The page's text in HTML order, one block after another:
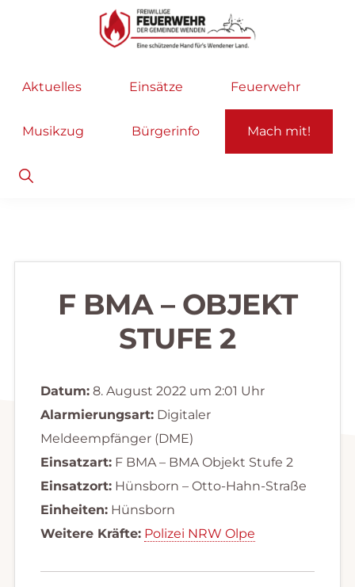
Hauptnavigation
Feuerwehr
helfen
selbstverständlich!
Aktuelles Einsätze Feuerwehr
Musikzug Bürgerinfo Mach mit!
Show
Search
F BMA – OBJEKT
STUFE 2
Datum:8. August 2022 um 2:01 Uhr
Alarmierungsart:Digitaler
Meldeempfänger (DME)
Einsatzart:F BMA – BMA Objekt Stufe 2
Einsatzort:Hünsborn – Otto-Hahn-Straße
Einheiten:Hünsborn
Weitere Kräfte: Polizei NRW Olpe